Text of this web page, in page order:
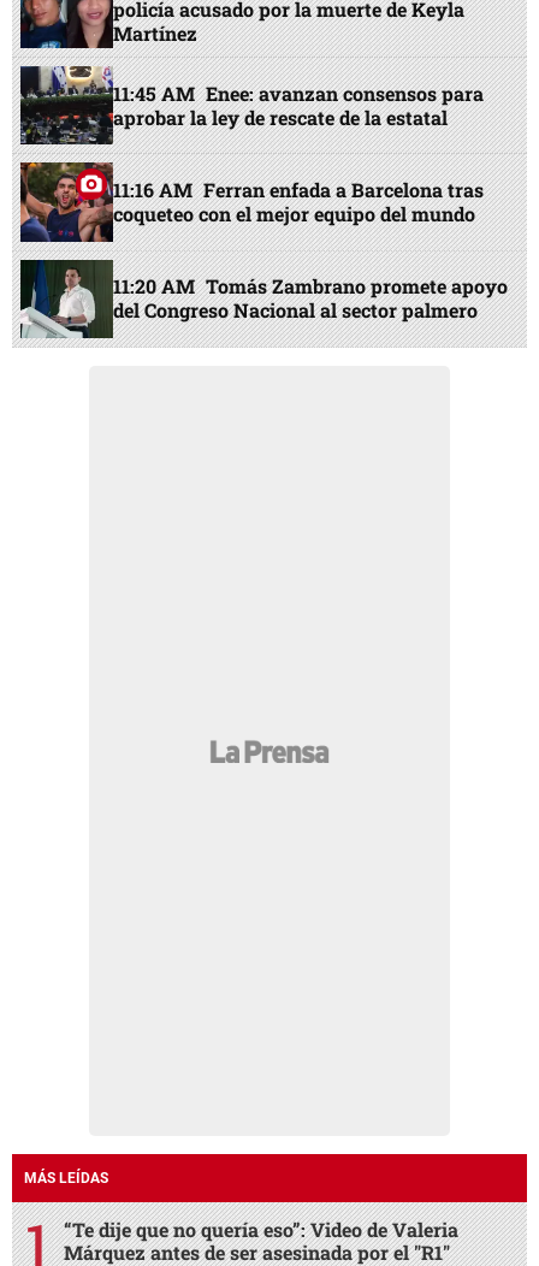
policía acusado por la muerte de Keyla
Martínez
11:45 AM Enee: avanzan consensos para
aprobar la ley de rescate de la estatal
11:16 AM Ferran enfada a Barcelona tras
coqueteo con el mejor equipo del mundo
11:20 AM Tomás Zambrano promete apoyo
del Congreso Nacional al sector palmero
MÁS LEÍDAS
“Te dije que no quería eso”: Video de Valeria
Márquez antes de ser asesinada por el "R1"